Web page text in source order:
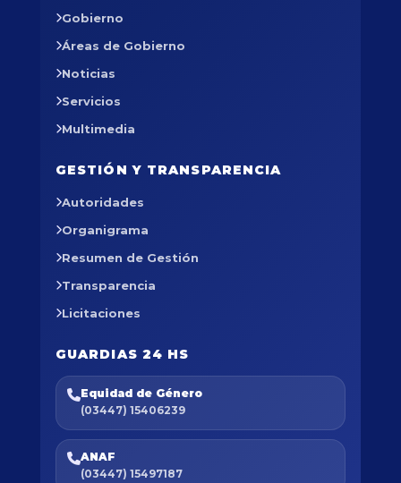
Gobierno
Áreas de Gobierno
Noticias
Servicios
Multimedia
GESTIÓN Y TRANSPARENCIA
Autoridades
Organigrama
Resumen de Gestión
Transparencia
Licitaciones
GUARDIAS 24 HS
Equidad de Género
(03447) 15406239
ANAF
(03447) 15497187